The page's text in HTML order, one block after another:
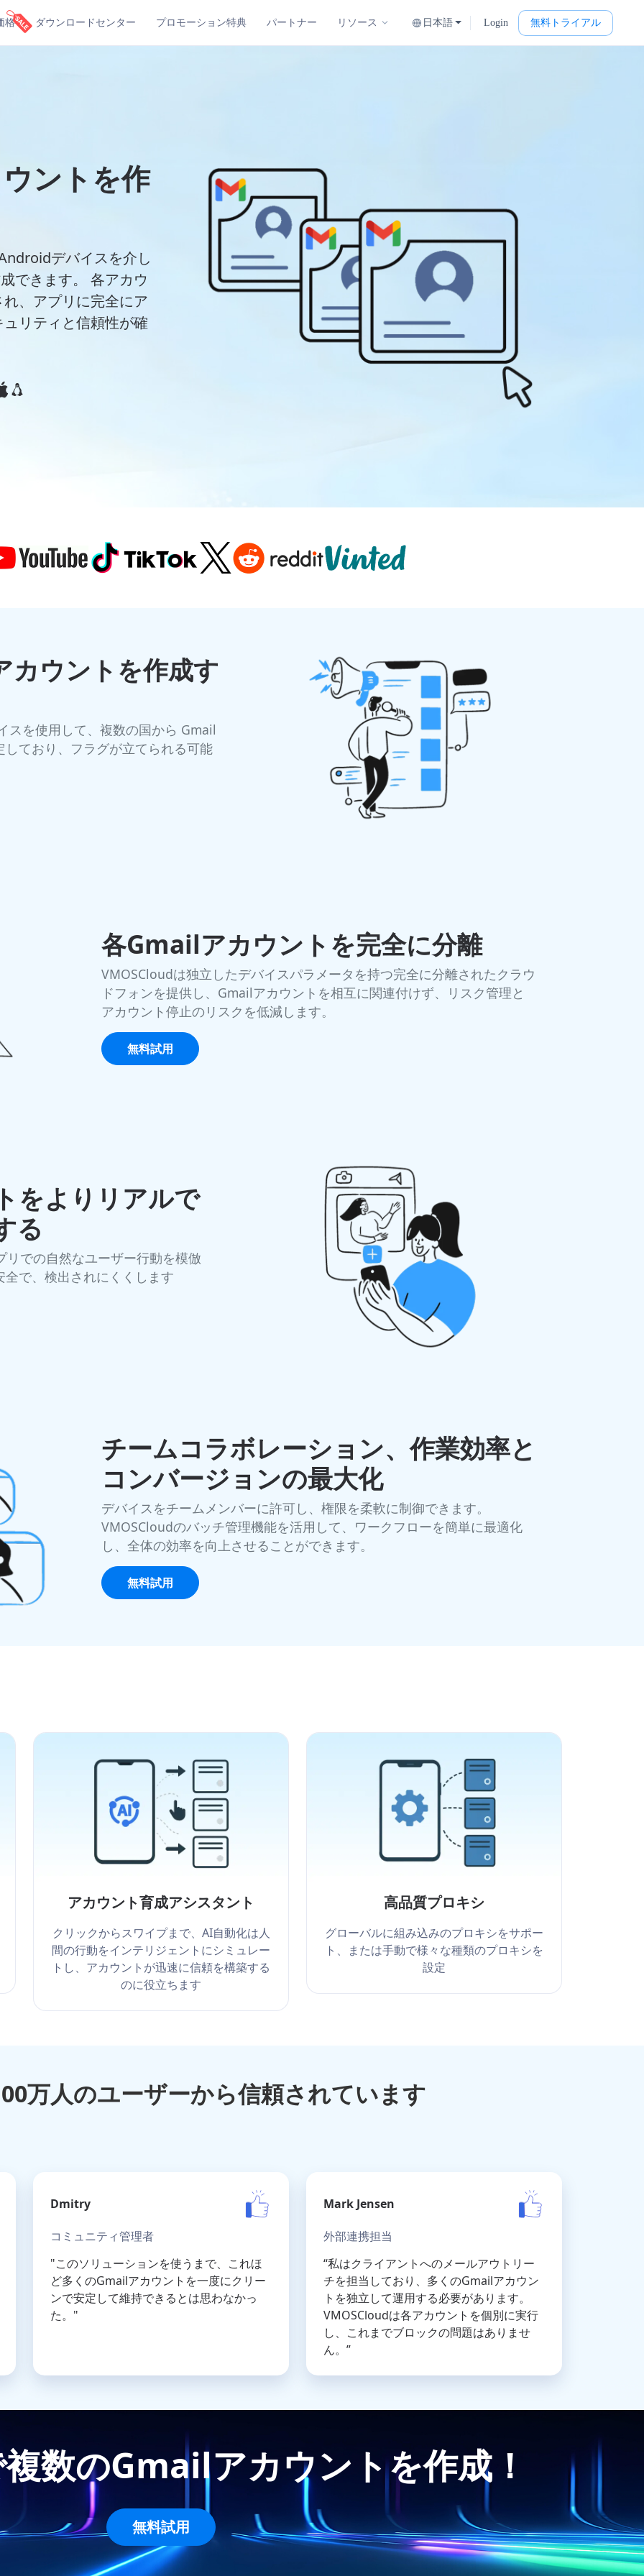
格 ダウンロードセンター プロモーション特典 パートナー リソース 日本語 Login 無料トライアル
ントを作
デバイスを介し
できます。 各アカウ
、アプリに完全にア
リティと信頼性が確
ウントを作成す
を使用して、複数の国から Gmail
ており、フラグが立てられる可能
各Gmailアカウントを完全に分離
VMOSCloudは独立したデバイスパラメータを持つ完全に分離されたクラウ
ドフォンを提供し、Gmailアカウントを相互に関連付けず、リスク管理と
アカウント停止のリスクを低減します。
無料試用
をよりリアルで
る
での自然なユーザー行動を模倣
で、検出されにくくします
チームコラボレーション、作業効率と
コンバージョンの最大化
デバイスをチームメンバーに許可し、権限を柔軟に制御できます。
VMOSCloudのバッチ管理機能を活用して、ワークフローを簡単に最適化
し、全体の効率を向上させることができます。
無料試用
アカウント育成アシスタント
クリックからスワイプまで、AI自動化は人
間の行動をインテリジェントにシミュレー
トし、アカウントが迅速に信頼を構築する
のに役立ちます
高品質プロキシ
グローバルに組み込みのプロキシをサポー
ト、または手動で様々な種類のプロキシを
設定
万人のユーザーから信頼されています
Dmitry
コミュニティ管理者
"このソリューションを使うまで、これほ
ど多くのGmailアカウントを一度にクリー
ンで安定して維持できるとは思わなかっ
た。"
Mark Jensen
外部連携担当
“私はクライアントへのメールアウトリー
チを担当しており、多くのGmailアカウン
トを独立して運用する必要があります。
VMOSCloudは各アカウントを個別に実行
し、これまでブロックの問題はありませ
ん。”
数のGmailアカウントを作成！
無料試用